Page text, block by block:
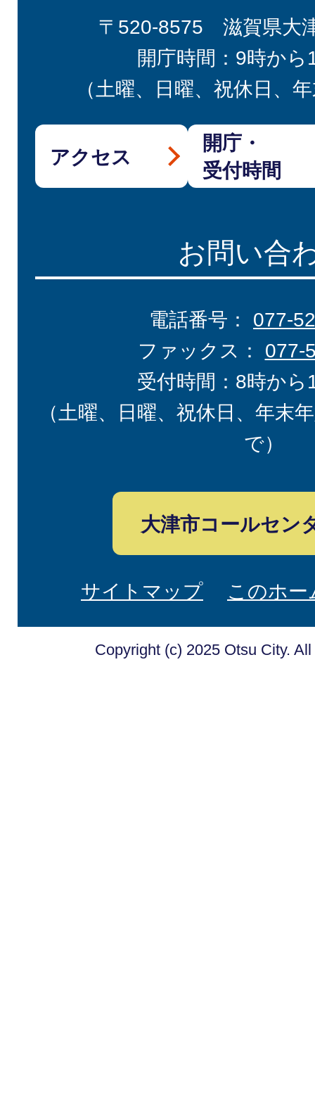
〒520-8575 滋賀県大
開庁時間：9時から
（土曜、日曜、祝休日、
アクセス
開庁・
受付時間
お問い合
電話番号： 077-
ファックス： 077-
受付時間：8時から
（土曜、日曜、祝休日、年末
で）
大津市コールセン
サイトマップ このホ
Copyright (c) 2025 Otsu City.